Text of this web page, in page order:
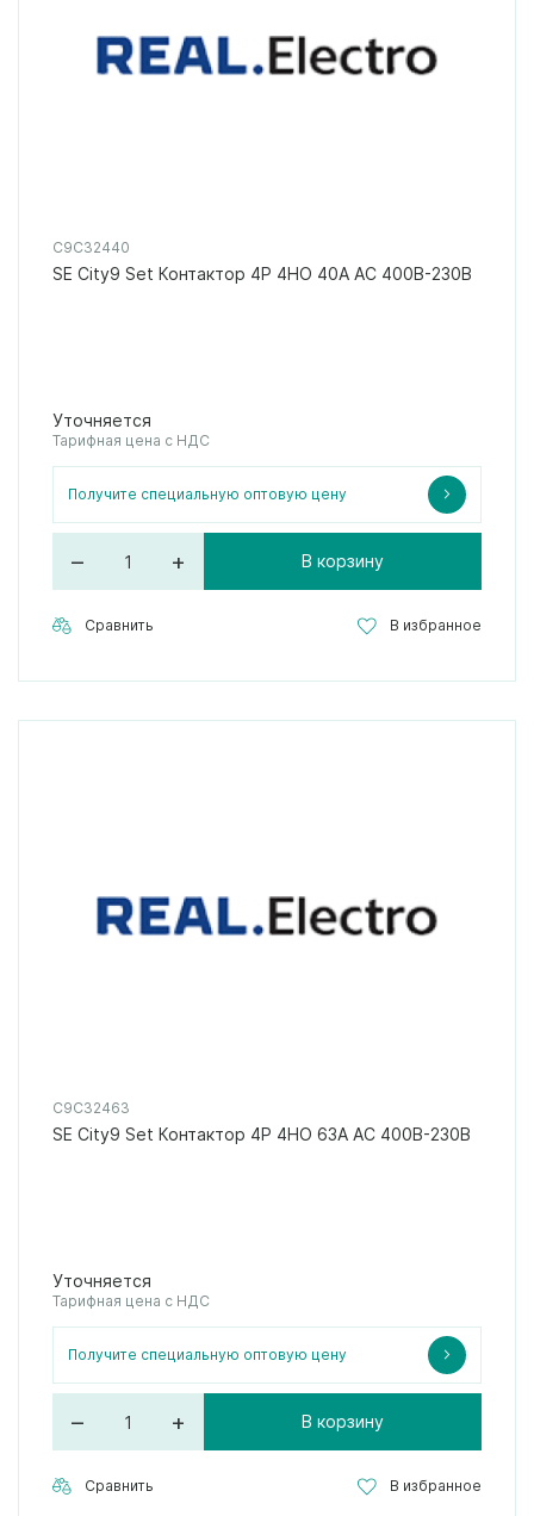
C9C32440
SE City9 Set Контактор 4P 4НО 40A AC 400В-230В
Уточняется
Тарифная цена с НДС
Получите специальную оптовую цену
– + В корзину
Сравнить В избранное
C9C32463
SE City9 Set Контактор 4P 4НО 63A AC 400В-230В
Уточняется
Тарифная цена с НДС
Получите специальную оптовую цену
– + В корзину
Сравнить В избранное